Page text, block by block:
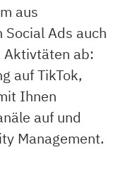
aus
Ads auch
Aktivtäten ab:
auf TikTok,
Ihnen
auf und
Management.